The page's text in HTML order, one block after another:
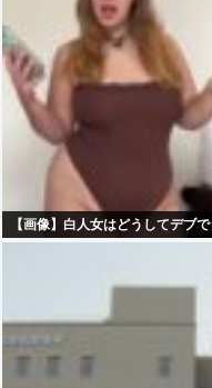
【画像】白人女はどうしてデブ